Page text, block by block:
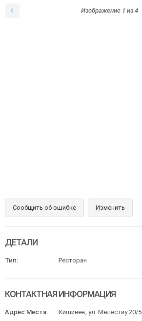
Изображение 1 из 4
Сообщить об ошибке Изменить
ДЕТАЛИ
Тип: Ресторан
КОНТАКТНАЯ ИНФОРМАЦИЯ
Адрес Места: Кишинев, ул. Мелестиу 20/5